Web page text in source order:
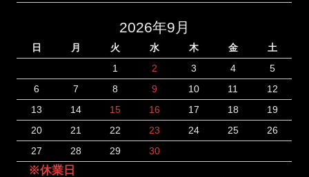
2026年9月
日 月 火 水 木 金
土
1
2 3 4
5
6
7 8 9 10 11
12
13
14 15 16 17 18
19
20
21 22 23 24 25
26
27
28 29 30
※休業日